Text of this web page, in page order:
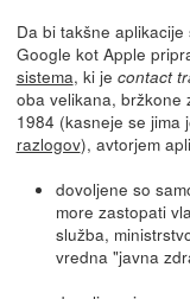
Da bi takšne
Google kot Apple
sistema, ki je contact
oba velikana, bržkone
1984 (kasneje se jima
razlogov), avtorjem
dovoljene so
more zastopati
služba,
vredna "javna